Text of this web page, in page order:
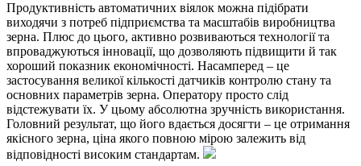
Продуктивність автоматичних віялок можна підібрати
виходячи з потреб підприємства та масштабів виробництва
зерна. Плюс до цього, активно розвиваються технології та
впроваджуються інновації, що дозволяють підвищити й так
хороший показник економічності. Насамперед – це
застосування великої кількості датчиків контролю стану та
основних параметрів зерна. Оператору просто слід
відстежувати їх. У цьому абсолютна зручність використання.
Головний результат, що його вдається досягти – це отримання
якісного зерна, ціна якого повною мірою залежить від
відповідності високим стандартам.